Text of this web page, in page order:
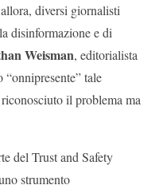
diversi giornalisti
disinformazione e di
Weisman, editorialista
“onnipresente” tale
il problema ma
del Trust and Safety
strumento